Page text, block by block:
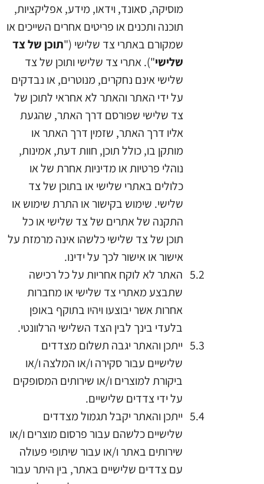
מוסיקה, סאונד, וידאו, מידע, אפליקציות,
תוכנה ותכנים או פריטים אחרים השייכים או
שמקורם באתרי צד שלישי ("תוכן של צד
שלישי"). אתרי צד שלישי ותוכן של צד
שלישי אינם נחקרים, מנוטרים, או נבדקים
על ידי האתר והאתר לא אחראי לתוכן של
צד שלישי שפורסם דרך האתר, שהגעת
אליו דרך האתר, שזמין דרך האתר או
מותקן בו, כולל תוכן, חוות דעת, אמינות,
נוהלי פרטיות או מדיניות אחרת של או
כלולים באתרי שלישי או בתוכן של צד
שלישי. שימוש בקישור או התרת שימוש או
התקנה של אתרים של צד שלישי או כל
תוכן של צד שלישי כלשהו אינה מרמזת על
אישור או אישור לכך על ידינו.
האתרלא לוקח אחריות על כל רכישה
שתבצע מאתרי צד שלישי או מחברות
אחרות אשר יבוצעו ויהיו בתוקף באופן
בלעדי בינך לבין הצד השלישי הרלוונטי.
ייתכן והאתר יגבה תשלום מצדדים
שלישיים עבור סקירה ו/או המלצה ו/או
ביקורת למוצרים ו/או שירותים המסופקים
על ידי צדדים שלישיים.
ייתכן והאתר יקבל תגמול מצדדים
שלישיים כלשהם עבור פרסום מוצרים ו/או
שירותים באתר ו/או עבור שיתופי פעולה
עם צדדים שלישיים באתר, בין היתר עבור